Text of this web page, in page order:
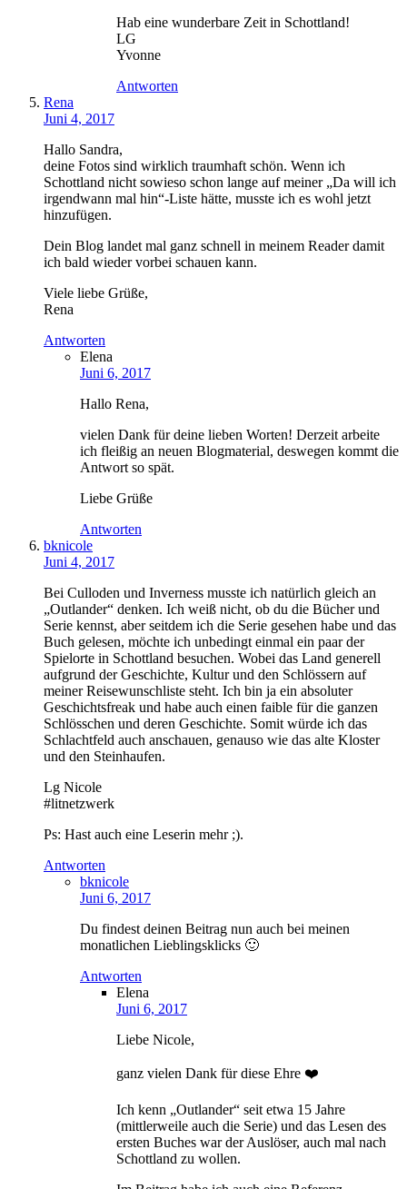
Hab eine wunderbare Zeit in Schottland!
LG
Yvonne
Antworten
Rena
Juni 4, 2017
Hallo Sandra,
deine Fotos sind wirklich traumhaft schön. Wenn ich
Schottland nicht sowieso schon lange auf meiner „Da will ich
irgendwann mal hin“-Liste hätte, musste ich es wohl jetzt
hinzufügen.
Dein Blog landet mal ganz schnell in meinem Reader damit
ich bald wieder vorbei schauen kann.
Viele liebe Grüße,
Rena
Antworten
Elena
Juni 6, 2017
Hallo Rena,
vielen Dank für deine lieben Worten! Derzeit arbeite
ich fleißig an neuen Blogmaterial, deswegen kommt die
Antwort so spät.
Liebe Grüße
Antworten
bknicole
Juni 4, 2017
Bei Culloden und Inverness musste ich natürlich gleich an
„Outlander“ denken. Ich weiß nicht, ob du die Bücher und
Serie kennst, aber seitdem ich die Serie gesehen habe und das
Buch gelesen, möchte ich unbedingt einmal ein paar der
Spielorte in Schottland besuchen. Wobei das Land generell
aufgrund der Geschichte, Kultur und den Schlössern auf
meiner Reisewunschliste steht. Ich bin ja ein absoluter
Geschichtsfreak und habe auch einen faible für die ganzen
Schlösschen und deren Geschichte. Somit würde ich das
Schlachtfeld auch anschauen, genauso wie das alte Kloster
und den Steinhaufen.
Lg Nicole
#litnetzwerk
Ps: Hast auch eine Leserin mehr ;).
Antworten
bknicole
Juni 6, 2017
Du findest deinen Beitrag nun auch bei meinen
monatlichen Lieblingsklicks 🙂
Antworten
Elena
Juni 6, 2017
Liebe Nicole,
ganz vielen Dank für diese Ehre ❤️
Ich kenn „Outlander“ seit etwa 15 Jahre
(mittlerweile auch die Serie) und das Lesen des
ersten Buches war der Auslöser, auch mal nach
Schottland zu wollen.